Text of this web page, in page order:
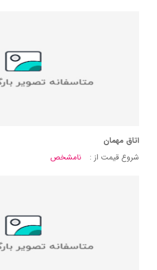
اتاق مهمان
شروع قیمت از :
نامشخص